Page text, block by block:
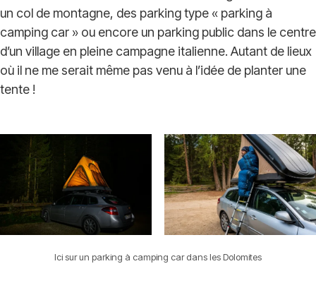
un col de montagne, des parking type « parking à
camping car » ou encore un parking public dans le centre
d’un village en pleine campagne italienne. Autant de lieux
où il ne me serait même pas venu à l’idée de planter une
tente !
Ici sur un parking à camping car dans les Dolomites